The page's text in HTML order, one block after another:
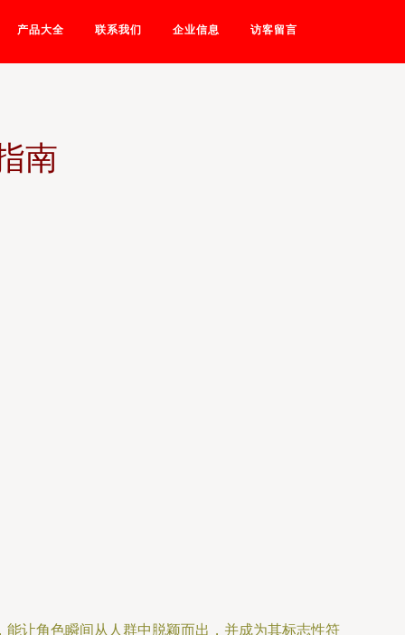
产品大全 联系我们 企业信息 访客留言
南
让角色瞬间从人群中脱颖而出，并成为其标志性符